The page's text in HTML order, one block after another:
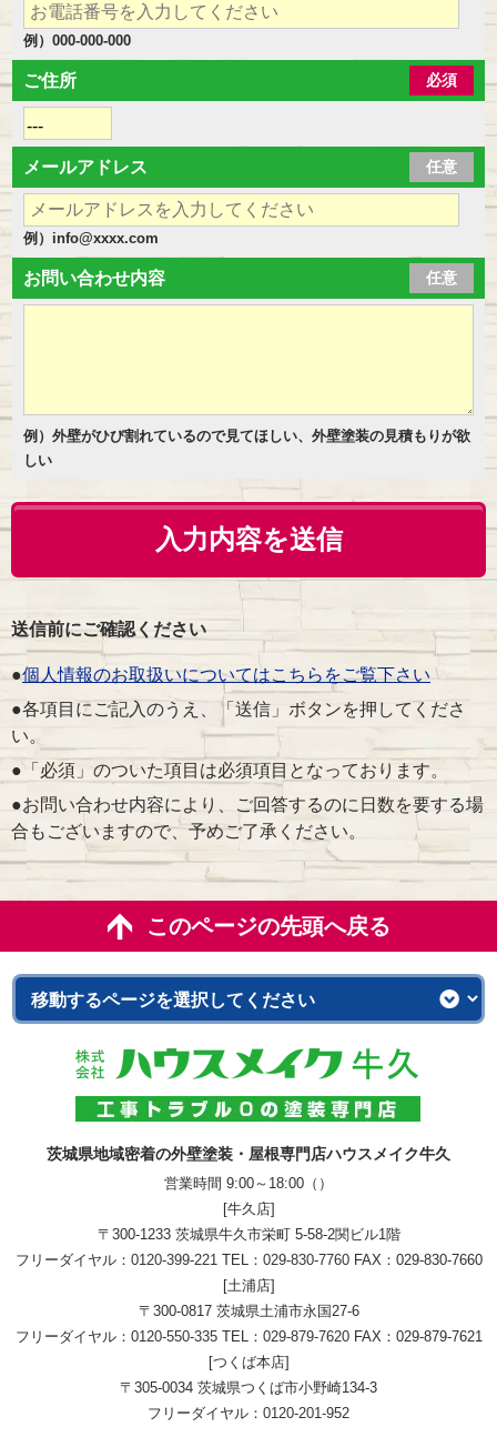
例）000-000-000
ご住所 必須
メールアドレス 任意
例）info@xxxx.com
お問い合わせ内容 任意
例）外壁がひび割れているので見てほしい、外壁塗装の見積もりが欲
しい
送信前にご確認ください
●個人情報のお取扱いについてはこちらをご覧下さい
●各項目にご記入のうえ、「送信」ボタンを押してくださ
い。
●「必須」のついた項目は必須項目となっております。
●お問い合わせ内容により、ご回答するのに日数を要する場
合もございますので、予めご了承ください。
このページの先頭へ戻る
茨城県地域密着の外壁塗装・屋根専門店ハウスメイク牛久
営業時間 9:00～18:00（）
[牛久店]
〒300-1233 茨城県牛久市栄町 5-58-2関ビル1階
フリーダイヤル： 0120-399-221 TEL： 029-830-7760FAX：029-830-7660
[土浦店]
〒300-0817 茨城県土浦市永国27-6
フリーダイヤル： 0120-550-335TEL： 029-879-7620FAX：029-879-7621
[つくば本店]
〒305-0034 茨城県つくば市小野崎134-3
フリーダイヤル： 0120-201-952